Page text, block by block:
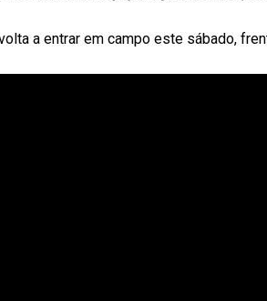
a entrar em campo este sábado,